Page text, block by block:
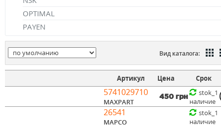
OPTIMAL
PAYEN
Вид каталога:
Артикул Цена Срок
5741029710
MAXPART
450 грн
stok_1
наличие
26541
MAPCO
stok_1
наличие